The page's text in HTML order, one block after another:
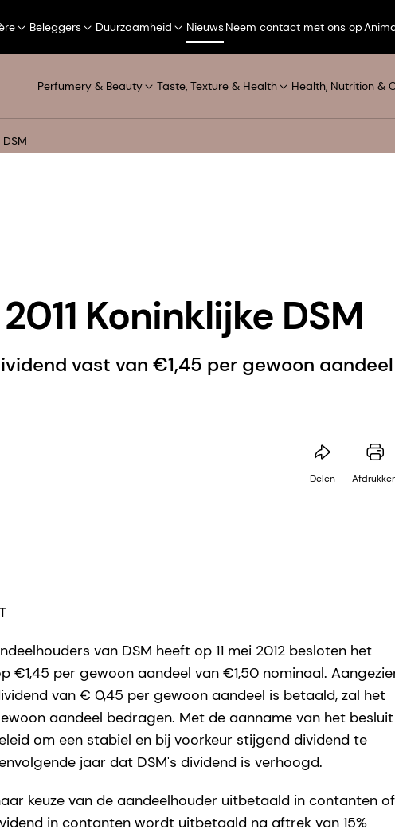
Beleggers Duurzaamheid NieuwsNeem contact met ons op
Perfumery & Beauty Taste, Texture & Health Health, Nutrition &
Koninklijke DSM
vast van €1,45 per gewoon aandeel
Delen
van DSM heeft op 11 mei 2012 besloten het
€1,45 per gewoon aandeel van €1,50 nominaal.
van € 0,45 per gewoon aandeel is betaald, zal het
aandeel bedragen. Met de aanname van het besluit
om een stabiel en bij voorkeur stijgend dividend te
jaar dat DSM's dividend is verhoogd.
keuze van de aandeelhouder uitbetaald in contanten
in contanten wordt uitbetaald na aftrek van 15%